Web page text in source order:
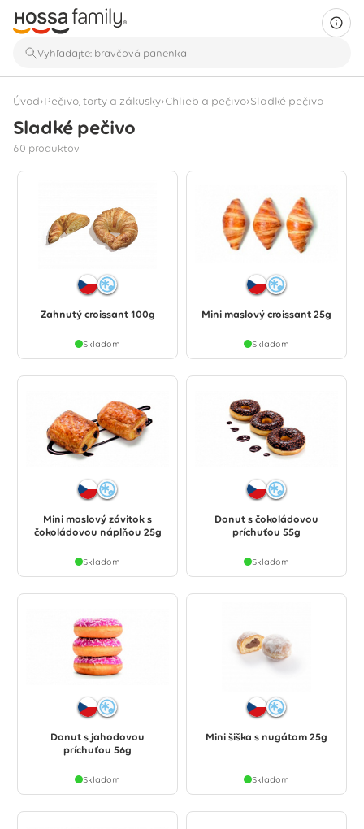
Úvod›Pečivo, torty a zákusky›Chlieb a pečivo›Sladké pečivo
Sladké pečivo
60 produktov
Zahnutý croissant 100g
Skladom
Mini maslový croissant 25g
Skladom
Mini maslový závitok s
čokoládovou náplňou 25g
Skladom
Donut s čokoládovou
príchuťou 55g
Skladom
Donut s jahodovou
príchuťou 56g
Skladom
Mini šiška s nugátom 25g
Skladom